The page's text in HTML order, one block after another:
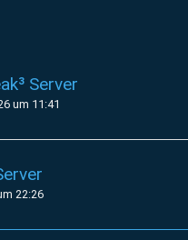
Server
um 11:41
22:26